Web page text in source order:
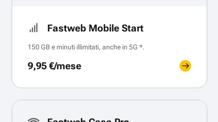
Fastweb Mobile Start
150 GB e minuti illimitati, anche in 5G *.
9,95 €/mese